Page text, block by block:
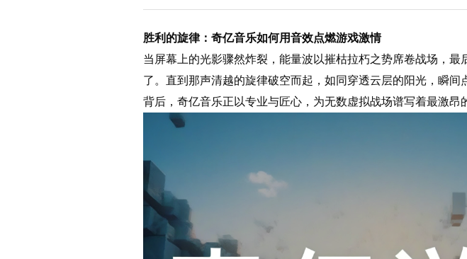
胜利的旋律：奇亿音乐如何用音效点燃游戏激情
当屏幕上的光影骤然炸裂，能量波以摧枯拉朽之势席卷战场，
了。直到那声清越的旋律破空而起，如同穿透云层的阳光，瞬
背后，奇亿音乐正以专业与匠心，为无数虚拟战场谱写着最激昂